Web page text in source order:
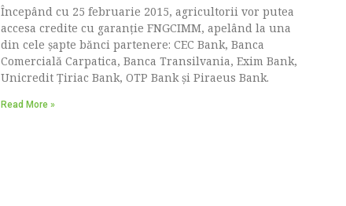
Începând cu 25 februarie 2015, agricultorii vor putea
accesa credite cu garanție FNGCIMM, apelând la una
din cele șapte bănci partenere: CEC Bank, Banca
Comercială Carpatica, Banca Transilvania, Exim Bank,
Unicredit Țiriac Bank, OTP Bank și Piraeus Bank.
Read More »